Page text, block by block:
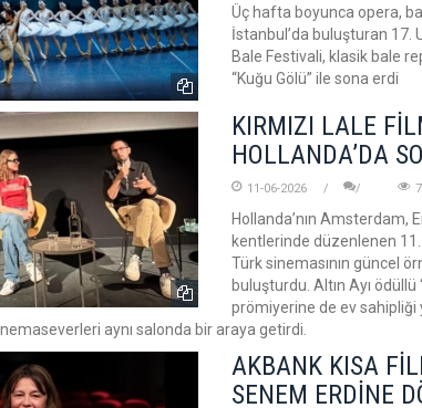
Üç hafta boyunca opera,
İstanbul’da buluşturan 17.
Bale Festivali, klasik bale
“Kuğu Gölü” ile sona erdi
KIRMIZI LALE
HOLLANDA’DA
11-06-2026
Hollanda’nın Amsterdam,
kentlerinde düzenlenen 11.
Türk sinemasının güncel
buluşturdu. Altın Ayı ödüllü
prömiyerine de ev
aynı salonda bir araya getirdi.
AKBANK KISA
SENEM ERDİNE